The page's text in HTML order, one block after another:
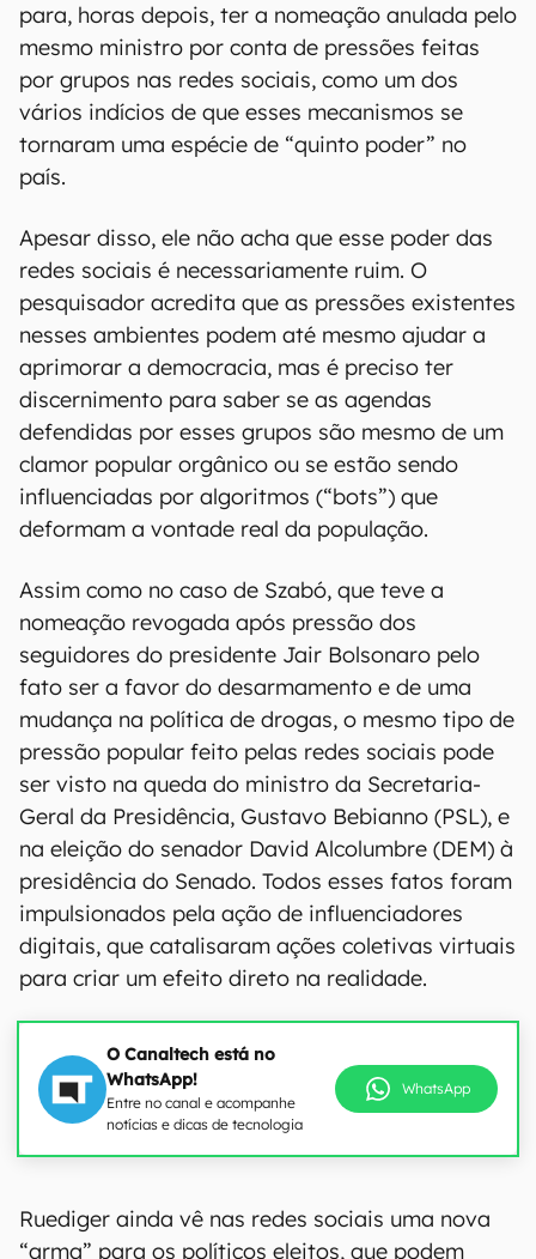
para, horas depois, ter a nomeação anulada pelo
mesmo ministro por conta de pressões feitas
por grupos nas redes sociais, como um dos
vários indícios de que esses mecanismos se
tornaram uma espécie de “quinto poder” no
país.
Apesar disso, ele não acha que esse poder das
redes sociais é necessariamente ruim. O
pesquisador acredita que as pressões existentes
nesses ambientes podem até mesmo ajudar a
aprimorar a democracia, mas é preciso ter
discernimento para saber se as agendas
defendidas por esses grupos são mesmo de um
clamor popular orgânico ou se estão sendo
influenciadas por algoritmos (“bots”) que
deformam a vontade real da população.
Assim como no caso de Szabó, que teve a
nomeação revogada após pressão dos
seguidores do presidente Jair Bolsonaro pelo
fato ser a favor do desarmamento e de uma
mudança na política de drogas, o mesmo tipo de
pressão popular feito pelas redes sociais pode
ser visto na queda do ministro da Secretaria-
Geral da Presidência, Gustavo Bebianno (PSL), e
na eleição do senador David Alcolumbre (DEM) à
presidência do Senado. Todos esses fatos foram
impulsionados pela ação de influenciadores
digitais, que catalisaram ações coletivas virtuais
para criar um efeito direto na realidade.
O Canaltech está no
WhatsApp!
Entre no canal e acompanhe
notícias e dicas de tecnologia
WhatsApp
Ruediger ainda vê nas redes sociais uma nova
“arma” para os políticos eleitos, que podem